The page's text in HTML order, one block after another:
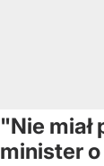
"Nie
minister